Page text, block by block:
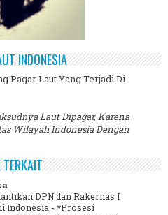
INDONESIA
Pagar Laut Yang Terjadi Di
Laut Dipagar, Karena
Wilayah Indonesia Dengan
DPN dan Rakernas I
Indonesia - *Prosesi